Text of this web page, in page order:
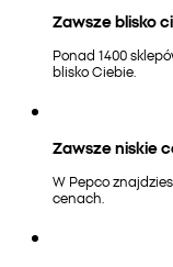
Zawsze blisko
Ponad 1400
blisko Ciebie.
Zawsze niskie
W Pepco
cenach.